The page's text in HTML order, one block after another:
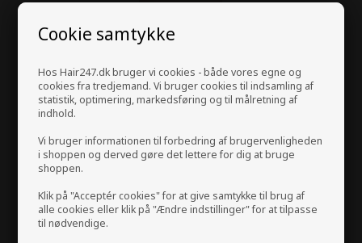
Cookie samtykke
Hos Hair247.dk bruger vi cookies - både vores egne og
cookies fra tredjemand. Vi bruger cookies til indsamling af
statistik, optimering, markedsføring og til målretning af
indhold.
Vi bruger informationen til forbedring af brugervenligheden
i shoppen og derved gøre det lettere for dig at bruge
shoppen.
Klik på "Acceptér cookies" for at give samtykke til brug af
alle cookies eller klik på "Ændre indstillinger" for at tilpasse
til nødvendige.